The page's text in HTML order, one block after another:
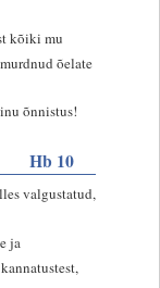
kõiki mu
õelate
õnnistus!
Hb 10
valgustatud,
ja